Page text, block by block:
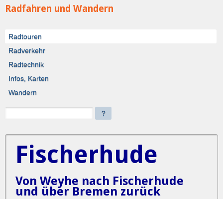
Radfahren und Wandern
Radtouren
Radverkehr
Radtechnik
Infos, Karten
Wandern
?
Fischerhude
Von Weyhe nach Fischerhude
und über Bremen zurück